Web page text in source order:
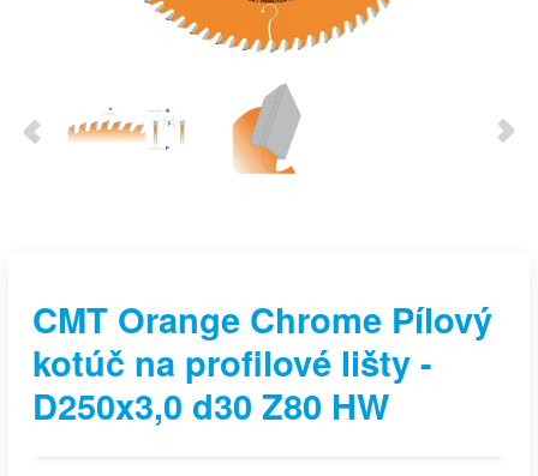
CMT Orange Chrome Pílový
kotúč na profilové lišty -
D250x3,0 d30 Z80 HW